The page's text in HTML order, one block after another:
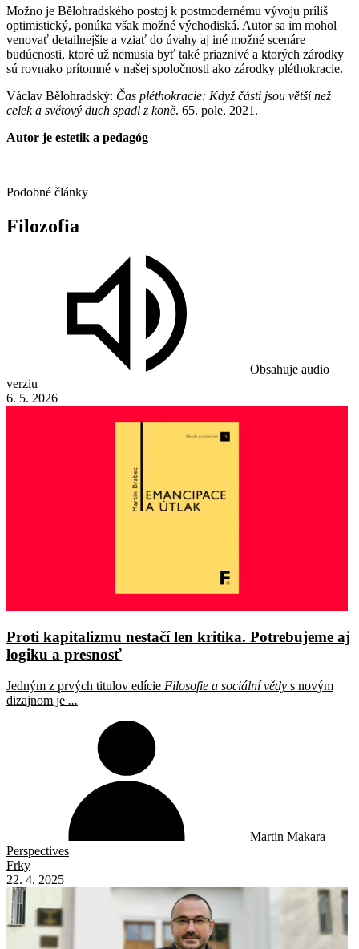
Možno je Bělohradského postoj k postmodernému vývoju príliš
optimistický, ponúka však možné východiská. Autor sa im mohol
venovať detailnejšie a vziať do úvahy aj iné možné scenáre
budúcnosti, ktoré už nemusia byť také priaznivé a ktorých zárodky
sú rovnako prítomné v našej spoločnosti ako zárodky pléthokracie.
Václav Bělohradský: Čas pléthokracie: Když části jsou větší než
celek a světový duch spadl z koně. 65. pole, 2021.
Autor je estetik a pedagóg
Podobné články
Filozofia
Obsahuje audio
verziu
6. 5. 2026
Proti kapitalizmu nestačí len kritika. Potrebujeme aj
logiku a presnosť
Jedným z prvých titulov edície Filosofie a sociální vědy s novým
dizajnom je ...
Martin Makara
Perspectives
Frky
22. 4. 2025